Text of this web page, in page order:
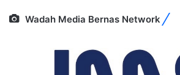
Wadah Media Bernas Network